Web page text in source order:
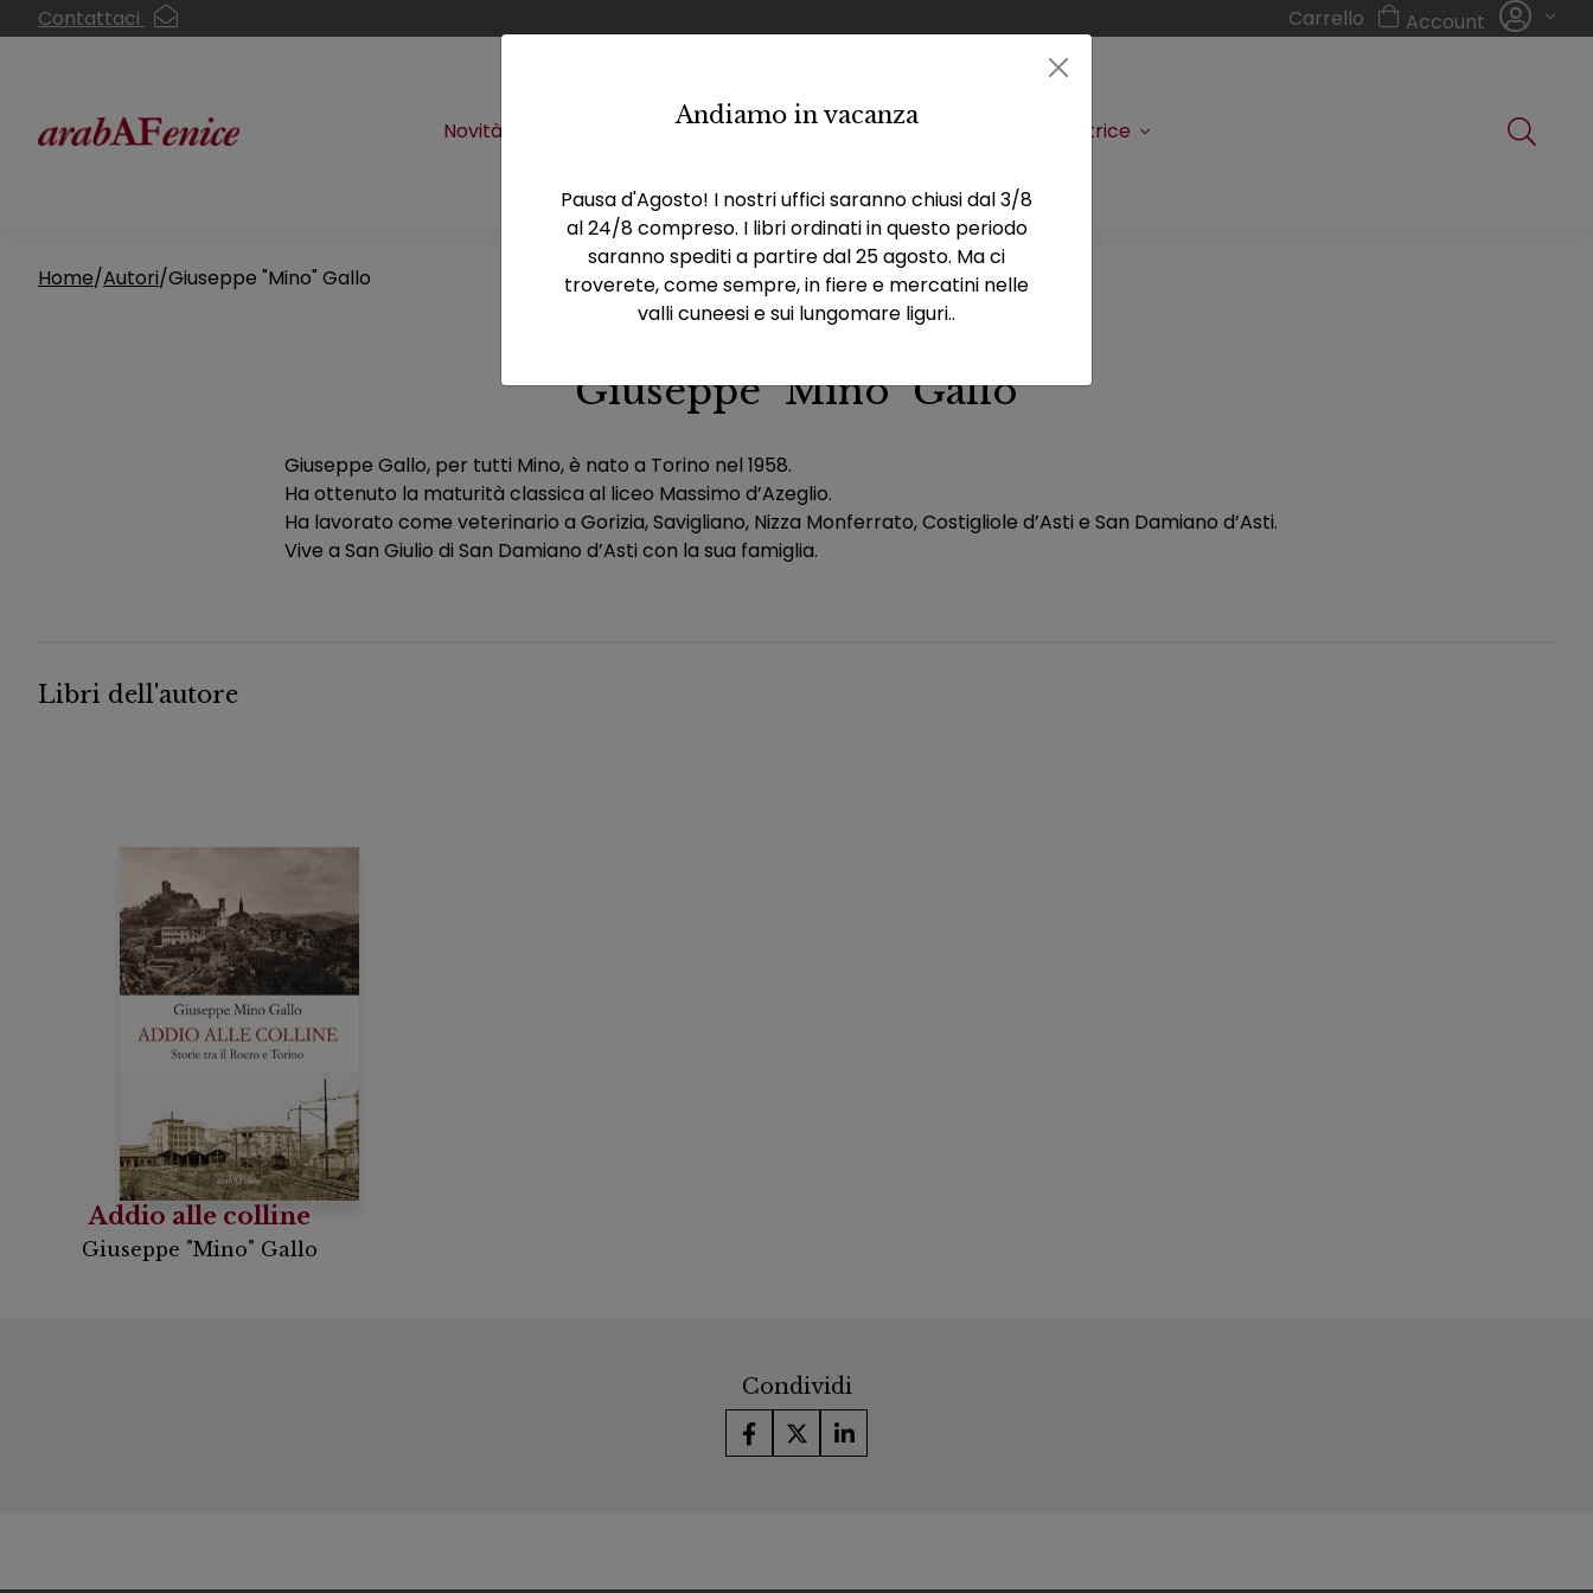
Contattaci Carrello Account
Novità Eventi Rassegna stampa La casa editrice
Home Autori Giuseppe "Mino" Gallo
Giuseppe "Mino" Gallo
Giuseppe Gallo, per tutti Mino, è nato a Torino nel 1958.
Ha ottenuto la maturità classica al liceo Massimo d’Azeglio.
Ha lavorato come veterinario a Gorizia, Savigliano, Nizza Monferrato, Costigliole d’Asti e San Damiano d’Asti.
Vive a San Giulio di San Damiano d’Asti con la sua famiglia.
Libri dell'autore
Addio alle colline
Giuseppe "Mino" Gallo
Condividi
Andiamo in vacanza
Pausa d'Agosto! I nostri uffici saranno chiusi dal 3/8
al 24/8 compreso. I libri ordinati in questo periodo
saranno spediti a partire dal 25 agosto. Ma ci
troverete, come sempre, in fiere e mercatini nelle
valli cuneesi e sui lungomare liguri..